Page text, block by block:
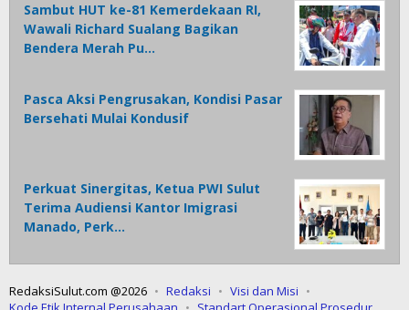
Sambut HUT ke-81 Kemerdekaan RI,
Wawali Richard Sualang Bagikan
Bendera Merah Pu…
Pasca Aksi Pengrusakan, Kondisi Pasar
Bersehati Mulai Kondusif
Perkuat Sinergitas, Ketua PWI Sulut
Terima Audiensi Kantor Imigrasi
Manado, Perk…
RedaksiSulut.com @2026 Redaksi
Visi dan Misi